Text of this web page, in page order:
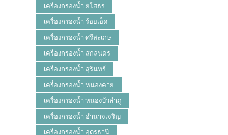
เครื่องกรองน้ำ ยโสธร
เครื่องกรองน้ำ ร้อยเอ็ด
เครื่องกรองน้ำ ศรีสะเกษ
เครื่องกรองน้ำ สกลนคร
เครื่องกรองน้ำ สุรินทร์
เครื่องกรองน้ำ หนองคาย
เครื่องกรองน้ำ หนองบัวลำภู
เครื่องกรองน้ำ อำนาจเจริญ
เครื่องกรองน้ำ อุดรธานี